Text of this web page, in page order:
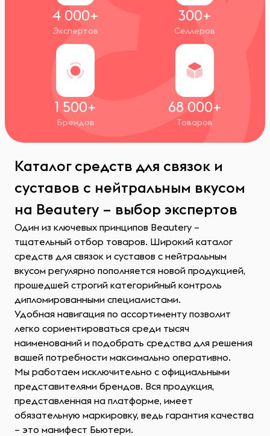
4 000+
Экспертов
300+
Селлеров
1 500+
Брендов
68 000+
Товаров
Каталог средств для связок и
суставов с нейтральным вкусом
на Beautery – выбор экспертов
Один из ключевых принципов Beautery –
тщательный отбор товаров. Широкий каталог
средств для связок и суставов с нейтральным
вкусом регулярно пополняется новой продукцией,
прошедшей строгий категорийный контроль
дипломированными специалистами.
Удобная навигация по ассортименту позволит
легко сориентироваться среди тысяч
наименований и подобрать средства для решения
вашей потребности максимально оперативно.
Мы работаем исключительно с официальными
представителями брендов. Вся продукция,
представленная на платформе, имеет
обязательную маркировку, ведь гарантия качества
– это манифест Бьютери.